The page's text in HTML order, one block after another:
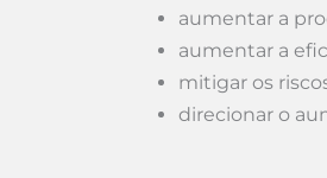
aumentar a
aumentar a
mitigar os
direcionar o